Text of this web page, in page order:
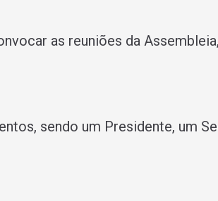
as reuniões da
sendo um Presidente, um